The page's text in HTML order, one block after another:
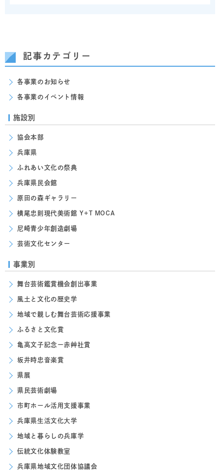
記事カテゴリー
各事業のお知らせ
各事業のイベント情報
施設別
協会本部
兵庫県
ふれあい文化の祭典
兵庫県民会館
原田の森ギャラリー
横尾忠則現代美術館 Y+T MOCA
尼崎青少年創造劇場
芸術文化センター
事業別
舞台芸術鑑賞機会創出事業
風土と文化の歴史学
地域で親しむ舞台芸術応援事業
ふるさと文化賞
亀高文子記念ー赤艸社賞
坂井時忠音楽賞
県展
県民芸術劇場
市町ホール活用支援事業
兵庫県生活文化大学
地域と暮らしの兵庫学
伝統文化体験教室
兵庫県地域文化団体協議会